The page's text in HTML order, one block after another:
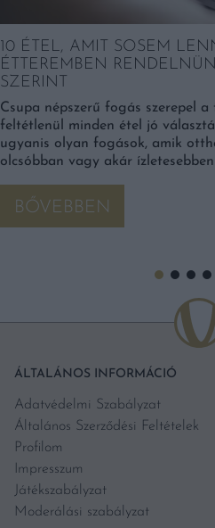
10 ÉTEL, AMIT SOSEM
ÉTTEREMBEN
SZERINT
Csupa népszerű fogás szerepel
feltétlenül minden étel jó
ugyanis olyan fogások, amik
olcsóbban vagy akár
BŐVEBBEN
ÁLTALÁNOS INFORMÁCIÓ
Adatvédelmi Szabályzat
Általános Szerződési Feltételek
Profilom
Impresszum
Játékszabályzat
Moderálási szabályzat